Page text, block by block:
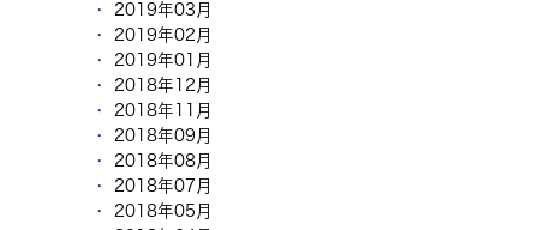
2019年03月
2019年02月
2019年01月
2018年12月
2018年11月
2018年09月
2018年08月
2018年07月
2018年05月